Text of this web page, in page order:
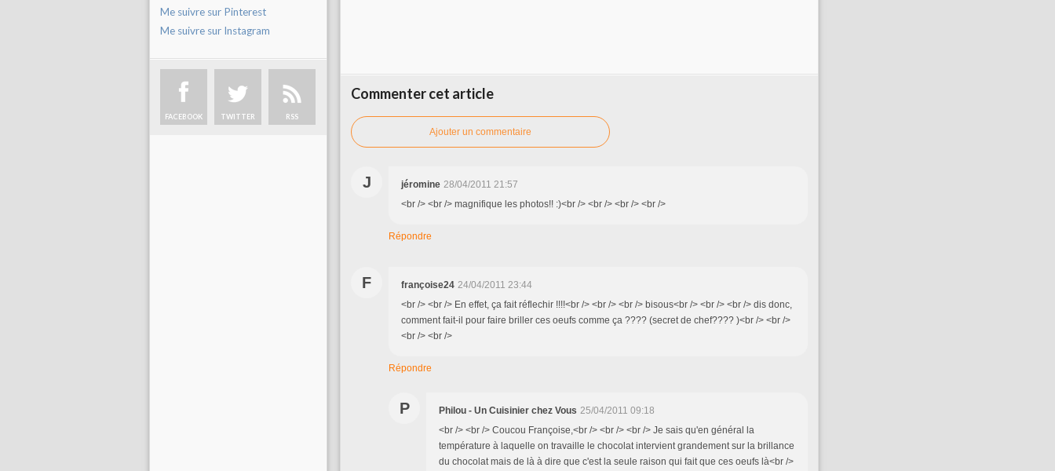
Me suivre sur Pinterest
Me suivre sur Instagram
FACEBOOK TWITTER RSS
Commenter cet article
Ajouter un commentaire
J jéromine 28/04/2011 21:57
<br /> <br /> magnifique les photos!! :)<br /> <br /> <br /> <br />
Répondre
F françoise24 24/04/2011 23:44
<br /> <br /> En effet, ça fait réflechir !!!!<br /> <br /> <br /> bisous<br /> <br /> <br /> dis donc,
comment fait-il pour faire briller ces oeufs comme ça ???? (secret de chef???? )<br /> <br />
<br /> <br />
Répondre
P Philou - Un Cuisinier chez Vous 25/04/2011 09:18
<br /> <br /> Coucou Françoise,<br /> <br /> <br /> Je sais qu'en général la
température à laquelle on travaille le chocolat intervient grandement sur la brillance
du chocolat mais de là à dire que c'est la seule raison qui fait que ces oeufs là<br />